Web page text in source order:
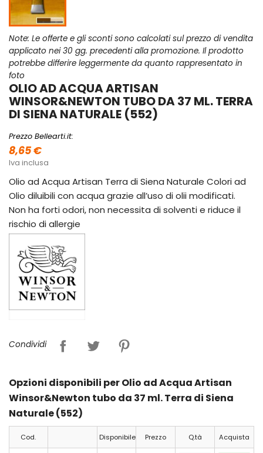
Note: Le offerte e gli sconti sono calcolati sul prezzo di vendita
applicato nei 30 gg. precedenti alla promozione. Il prodotto
potrebbe differire leggermente da quanto rappresentato in
foto
OLIO AD ACQUA ARTISAN
WINSOR&NEWTON TUBO DA 37 ML. TERRA
DI SIENA NATURALE (552)
Prezzo Bellearti.it:
8,65 €
Iva inclusa
Olio ad Acqua Artisan Terra di Siena Naturale Colori ad
Olio diluibili con acqua grazie all’uso di olii modificati.
Non ha forti odori, non necessita di solventi e riduce il
rischio di allergie
Condividi
Opzioni disponibili per Olio ad Acqua Artisan
Winsor&Newton tubo da 37 ml. Terra di Siena
Naturale (552)
Cod. Disponibile Prezzo Q.tà Acquista